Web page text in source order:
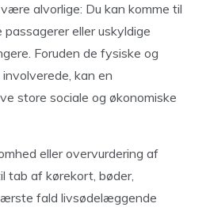
alvorlige: Du kan komme til
eller uskyldige
Foruden de fysiske og
kan en
store sociale og økonomiske
eller overvurdering af
tab af kørekort, bøder,
fald livsødelæggende